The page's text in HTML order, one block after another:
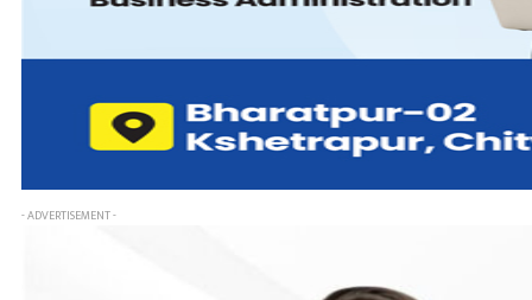
- ADVERTISEMENT -